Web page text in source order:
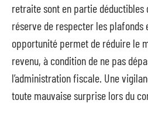
retraite sont en partie déductibles
réserve de respecter les plafonds
opportunité permet de réduire le
revenu, à condition de ne pas
l’administration fiscale. Une
toute mauvaise surprise lors du